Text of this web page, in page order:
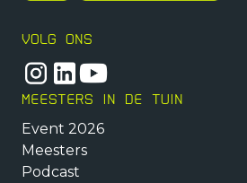
VOLG ONS
MEESTERS IN DE TUIN
Event 2026
Meesters
Podcast